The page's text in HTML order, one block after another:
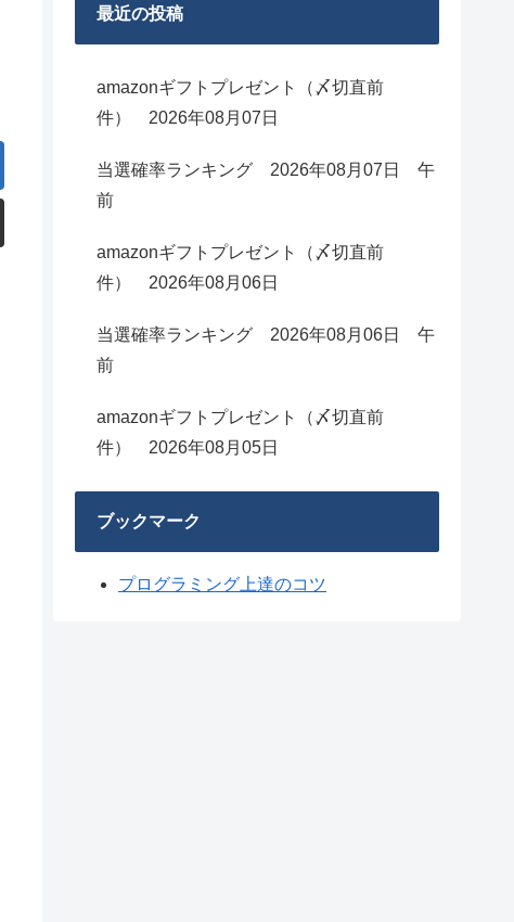
最近の投稿
amazonギフトプレゼント（〆切直前
件） 2026年08月07日
当選確率ランキング 2026年08月07日 午
前
amazonギフトプレゼント（〆切直前
件） 2026年08月06日
当選確率ランキング 2026年08月06日 午
前
amazonギフトプレゼント（〆切直前
件） 2026年08月05日
ブックマーク
プログラミング上達のコツ